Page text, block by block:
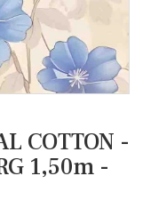
COTTON -
1,50m -